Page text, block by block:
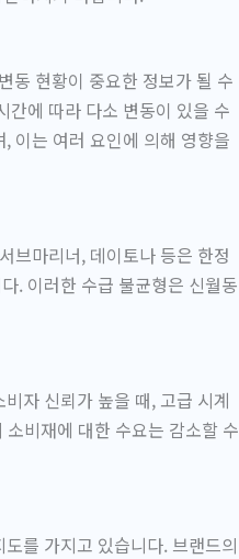
동 현황이 중요한 정보가 될 수
간에 따라 다소 변동이 있을 수
이는 여러 요인에 의해 영향을
브마리너, 데이토나 등은 한정
. 이러한 수급 불균형은 신월동
자 신뢰가 높을 때, 고급 시계
비재에 대한 수요는 감소할 수
를 가지고 있습니다. 브랜드의